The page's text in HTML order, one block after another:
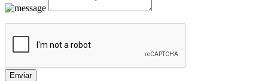
Enviar